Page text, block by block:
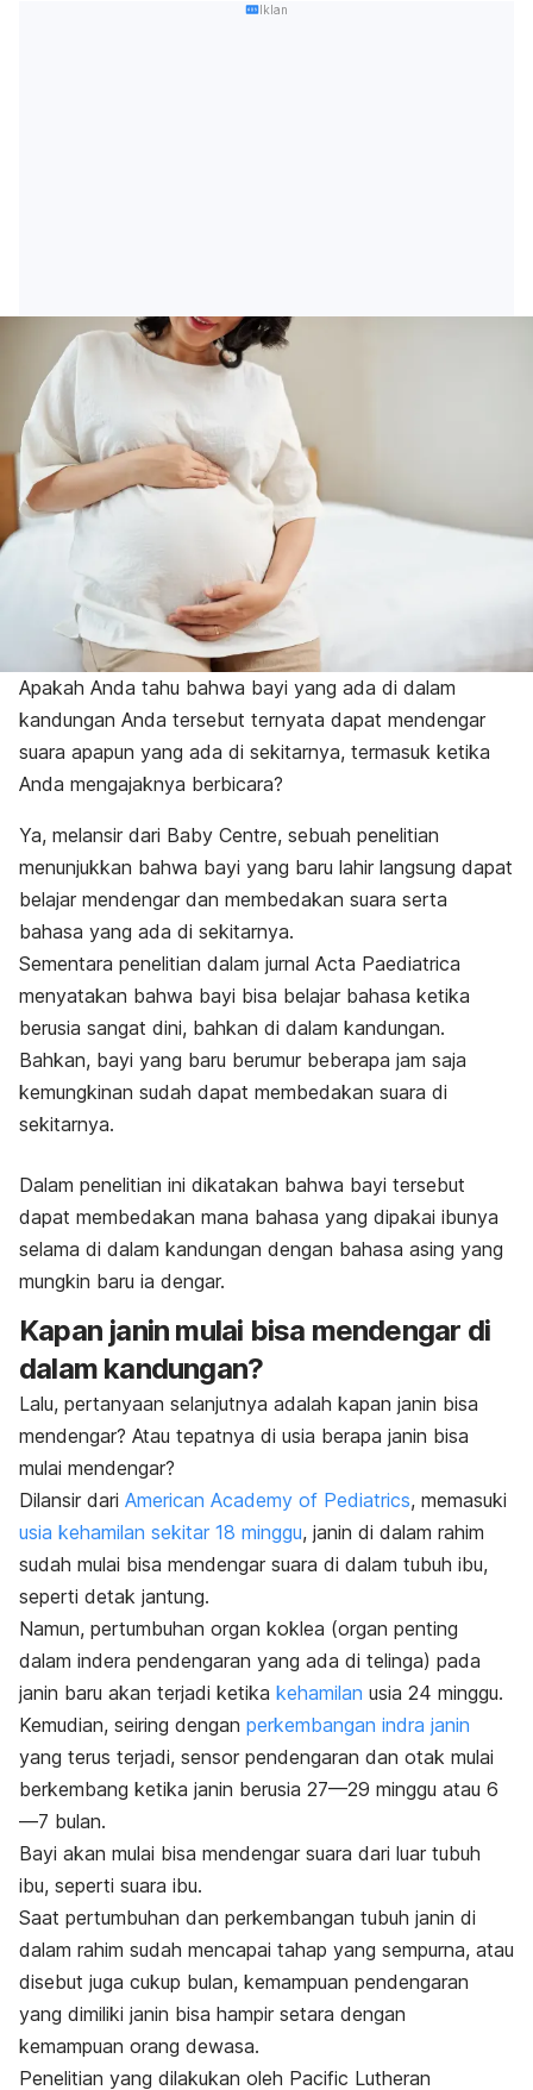
Iklan
Apakah Anda tahu bahwa bayi yang ada di dalam
kandungan Anda tersebut ternyata dapat mendengar
suara apapun yang ada di sekitarnya, termasuk ketika
Anda mengajaknya berbicara?
Ya, melansir dari Baby Centre, sebuah penelitian
menunjukkan bahwa bayi yang baru lahir langsung dapat
belajar mendengar dan membedakan suara serta
bahasa yang ada di sekitarnya.
Sementara penelitian dalam jurnal Acta Paediatrica
menyatakan bahwa bayi bisa belajar bahasa ketika
berusia sangat dini, bahkan di dalam kandungan.
Bahkan, bayi yang baru berumur beberapa jam saja
kemungkinan sudah dapat membedakan suara di
sekitarnya.
Dalam penelitian ini dikatakan bahwa bayi tersebut
dapat membedakan mana bahasa yang dipakai ibunya
selama di dalam kandungan dengan bahasa asing yang
mungkin baru ia dengar.
Kapan janin mulai bisa mendengar di
dalam kandungan?
Lalu, pertanyaan selanjutnya adalah kapan janin bisa
mendengar? Atau tepatnya di usia berapa janin bisa
mulai mendengar?
Dilansir dari American Academy of Pediatrics, memasuki
usia kehamilan sekitar 18 minggu, janin di dalam rahim
sudah mulai bisa mendengar suara di dalam tubuh ibu,
seperti detak jantung.
Namun, pertumbuhan organ koklea (organ penting
dalam indera pendengaran yang ada di telinga) pada
janin baru akan terjadi ketika kehamilan usia 24 minggu.
Kemudian, seiring dengan perkembangan indra janin
yang terus terjadi, sensor pendengaran dan otak mulai
berkembang ketika janin berusia 27—29 minggu atau 6
—7 bulan.
Bayi akan mulai bisa mendengar suara dari luar tubuh
ibu, seperti suara ibu.
Saat pertumbuhan dan perkembangan tubuh janin di
dalam rahim sudah mencapai tahap yang sempurna, atau
disebut juga cukup bulan, kemampuan pendengaran
yang dimiliki janin bisa hampir setara dengan
kemampuan orang dewasa.
Penelitian yang dilakukan oleh Pacific Lutheran